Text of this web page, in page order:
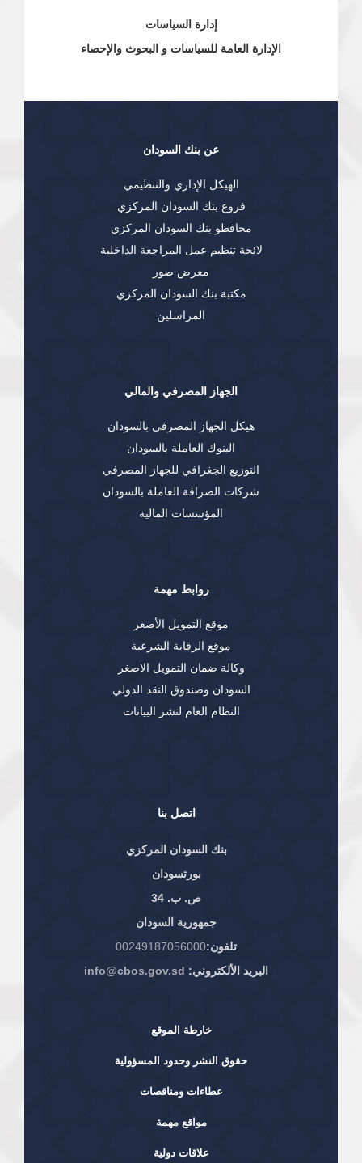
إدارة السياسات
الإدارة العامة للسياسات و البحوث والإحصاء
اتصل بنا
بنك السودان المركزي
بورتسودان
ص. ب. 34
جمهورية السودان
تلفون:00249187056000
البريد الألكتروني: info@cbos.gov.sd
عن بنك السودان
الهيكل الإداري والتنظيمي
فروع بنك السودان المركزي
محافظو بنك السودان المركزي
لائحة تنظيم عمل المراجعة الداخلية
معرض صور
مكتبة بنك السودان المركزي
المراسلين
الجهاز المصرفي والمالي
هيكل الجهاز المصرفي بالسودان
البنوك العاملة بالسودان
التوزيع الجغرافي للجهاز المصرفي
شركات الصرافة العاملة بالسودان
المؤسسات المالية
روابط مهمة
موقع التمويل الأصغر
موقع الرقابة الشرعية
وكالة ضمان التمويل الاصغر
السودان وصندوق النقد الدولي
النظام العام لنشر البيانات
خارطة الموقع
حقوق النشر وحدود المسؤولية
عطاءات ومناقصات
مواقع مهمة
علاقات دولية